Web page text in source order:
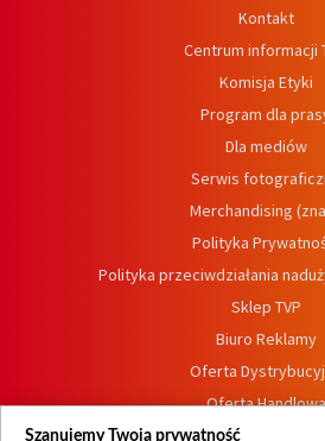
Kontakt
Centrum informacji
Komisja Etyki
Program dla
Dla mediów
Serwis
Merchandising
Polityka
Polityka przeciwdziałania
Sklep TVP
Biuro Reklamy
Oferta
Oferta Handlowa
Dostępność
Szanujemy Twoją prywatność